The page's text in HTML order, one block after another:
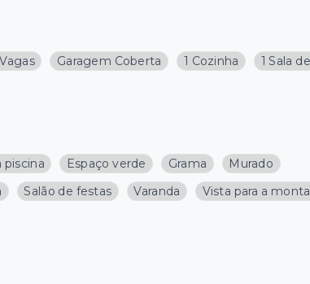
Garagem Coberta 1 Cozinha
1 Sala
piscina Espaço verde Grama
Murado
Salão de festas Varanda
Vista para a